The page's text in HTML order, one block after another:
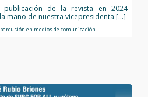
publicación de la revista en 2024
mano de nuestra vicepresidenta […]
en medios de comunicación